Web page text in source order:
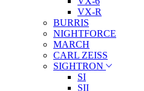
VX-R
BURRIS
NIGHTFORCE
MARCH
CARL ZEISS
SIGHTRON
SI
SII